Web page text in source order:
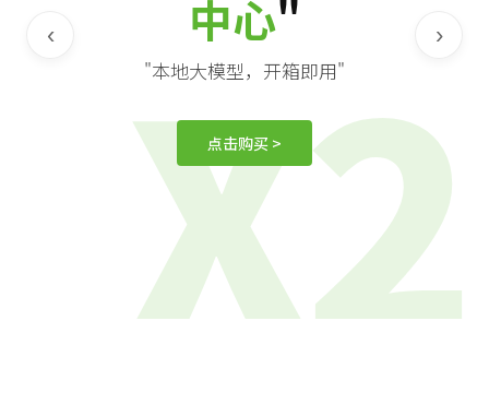
X2
中心"
"本地大模型，开箱即用"
点击购买 >
‹ ›